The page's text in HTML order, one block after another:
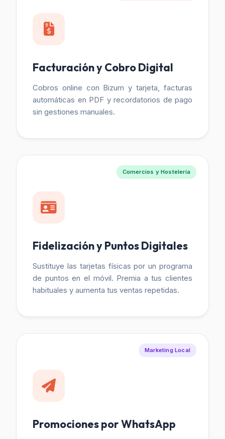
Facturación y Cobro Digital
Cobros online con Bizum y tarjeta, facturas
automáticas en PDF y recordatorios de pago
sin gestiones manuales.
Comercios y Hostelería
Fidelización y Puntos Digitales
Sustituye las tarjetas físicas por un programa
de puntos en el móvil. Premia a tus clientes
habituales y aumenta tus ventas repetidas.
Marketing Local
Promociones por WhatsApp